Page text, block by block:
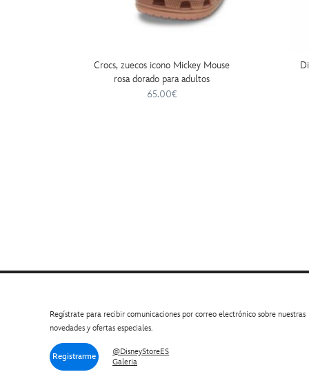
Crocs, zuecos icono Mickey Mouse
rosa dorado para adultos
65.00€
Regístrate para recibir comunicaciones por correo electrónico sobre nuestras
novedades y ofertas especiales.
Registrarme
@DisneyStoreES
Galeria